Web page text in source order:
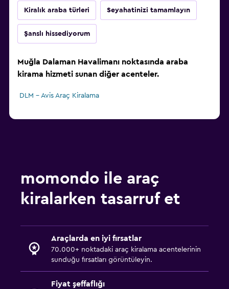
Kiralık araba türleri Seyahatinizi tamamlayın
Şanslı hissediyorum
Muğla Dalaman Havalimanı noktasında araba
kirama hizmeti sunan diğer acenteler.
DLM - Avis Araç Kiralama
momondo ile araç
kiralarken tasarruf et
Araçlarda en iyi fırsatlar
70.000+ noktadaki araç kiralama acentelerinin
sunduğu fırsatları görüntüleyin.
Fiyat şeffaflığı